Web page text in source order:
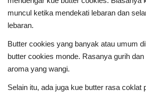
muncul ketika mendekati lebaran dan
lebaran.
Butter cookies yang banyak atau umum
butter cookies monde. Rasanya gurih
aroma yang wangi.
Selain itu, ada juga kue butter rasa coklat